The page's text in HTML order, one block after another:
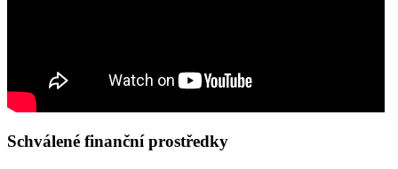
Schválené finanční prostředky